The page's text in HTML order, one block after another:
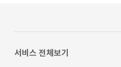
서비스 전체보기